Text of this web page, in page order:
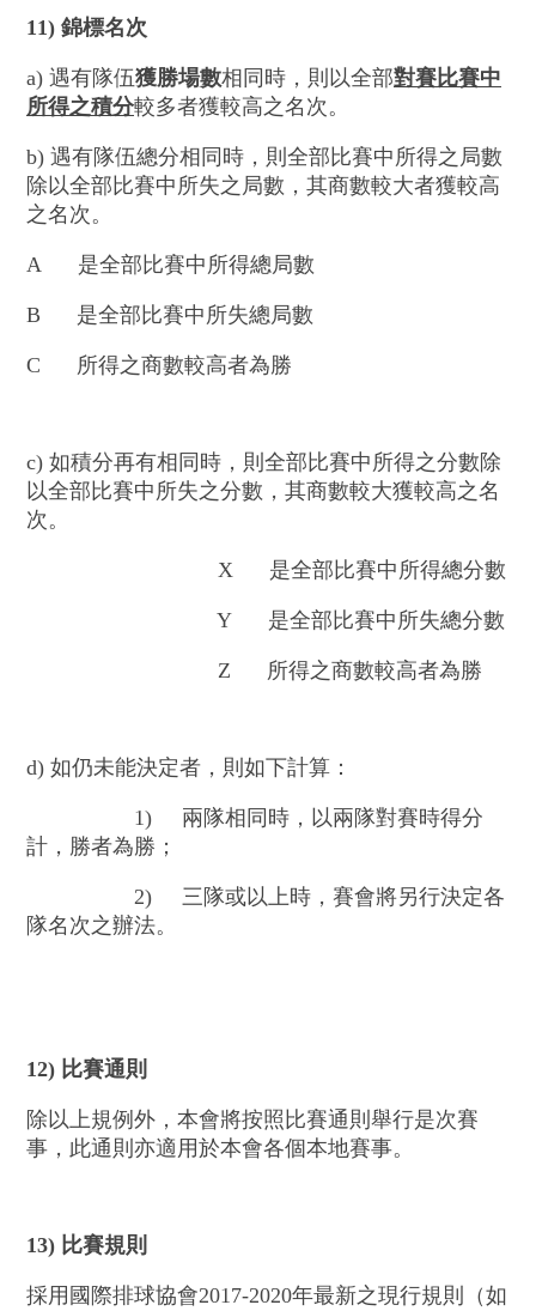
11) 錦標名次
a) 遇有隊伍獲勝場數相同時，則以全部對賽比賽中
所得之積分較多者獲較高之名次。
b) 遇有隊伍總分相同時，則全部比賽中所得之局數
除以全部比賽中所失之局數，其商數較大者獲較高
之名次。
A 是全部比賽中所得總局數
B 是全部比賽中所失總局數
C 所得之商數較高者為勝
c) 如積分再有相同時，則全部比賽中所得之分數除
以全部比賽中所失之分數，其商數較大獲較高之名
次。
X 是全部比賽中所得總分數
Y 是全部比賽中所失總分數
Z 所得之商數較高者為勝
d) 如仍未能決定者，則如下計算：
1) 兩隊相同時，以兩隊對賽時得分
計，勝者為勝；
2) 三隊或以上時，賽會將另行決定各
隊名次之辦法。
12) 比賽通則
除以上規例外，本會將按照比賽通則舉行是次賽
事，此通則亦適用於本會各個本地賽事。
13) 比賽規則
採用國際排球協會2017-2020年最新之現行規則（如